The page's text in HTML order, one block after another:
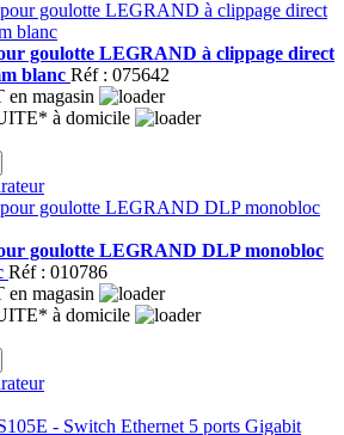
goulotte LEGRAND à clippage direct
blanc Réf : 075642
magasin
à domicile
goulotte LEGRAND DLP monobloc
Réf : 010786
magasin
à domicile